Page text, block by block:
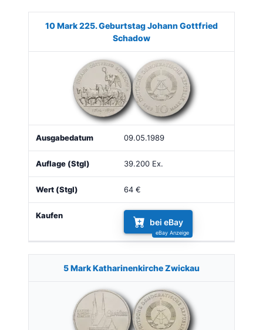
Münze Bild Ausgabe Auflage Wert
10 Mark 225. Geburtstag Johann Gottfried
Schadow
09.05.1989
39.200 Ex.
64 €
bei eBay
5 Mark Katharinenkirche Zwickau